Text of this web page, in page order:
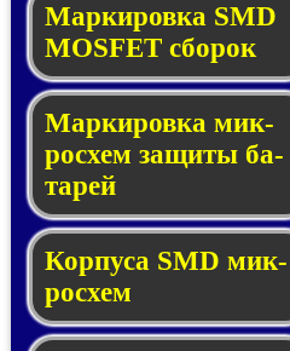
Мар­ки­ров­ка SMD
MOSFET сбо­рок
Мар­ки­ров­ка мик­
ро­схем за­щи­ты ба­
та­рей
Корпуса SMD мик­
ро­схем